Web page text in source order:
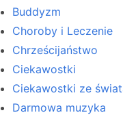
Buddyzm
Choroby i Leczenie
Chrześcijaństwo
Ciekawostki
Ciekawostki ze
Darmowa muzyka